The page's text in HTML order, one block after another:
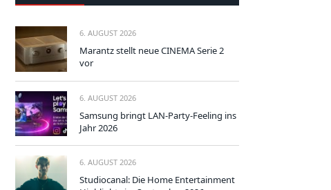
6. AUGUST 2026
Marantz stellt neue CINEMA Serie 2
vor
6. AUGUST 2026
Samsung bringt LAN-Party-Feeling ins
Jahr 2026
6. AUGUST 2026
Studiocanal: Die Home Entertainment